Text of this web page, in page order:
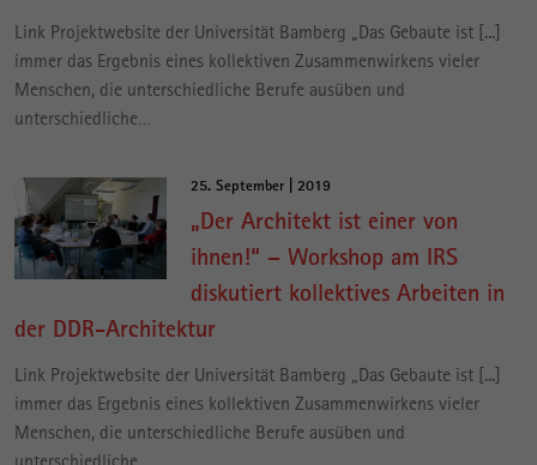
Link Projektwebsite der Universität Bamberg „Das Gebaute ist [...]
immer das Ergebnis eines kollektiven Zusammenwirkens vieler
Menschen, die unterschiedliche Berufe ausüben und
unterschiedliche…
25. September | 2019
„Der Architekt ist einer von
ihnen!“ – Workshop am IRS
diskutiert kollektives Arbeiten in
der DDR-Architektur
Link Projektwebsite der Universität Bamberg „Das Gebaute ist [...]
immer das Ergebnis eines kollektiven Zusammenwirkens vieler
Menschen, die unterschiedliche Berufe ausüben und